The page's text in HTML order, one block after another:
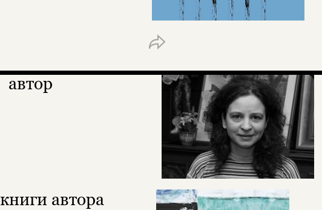
автор
книги автора